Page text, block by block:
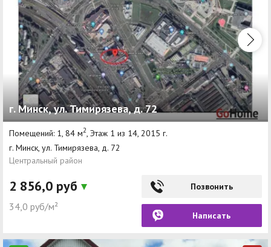
г. Минск, ул. Тимирязева, д. 72
Помещений: 1, 84 м2, Этаж 1 из 14, 2015 г.
г. Минск, ул. Тимирязева, д. 72
Центральный район
2 856,0 руб
34,0 руб/м²
Позвонить
Написать